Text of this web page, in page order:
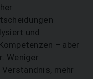
und
– aber
Weniger
mehr